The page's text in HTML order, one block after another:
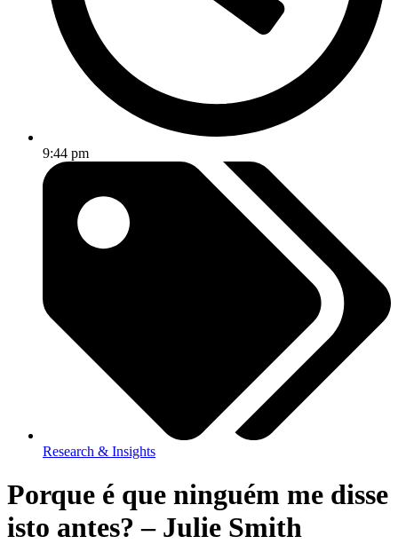
9:44 pm
Research & Insights
Porque é que ninguém me disse
isto antes? – Julie Smith